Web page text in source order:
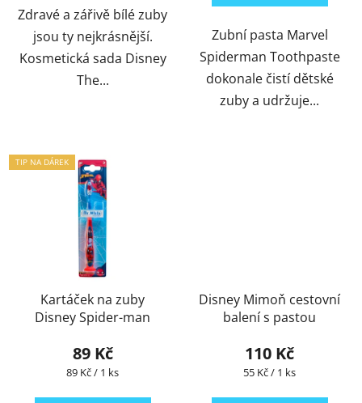
Zdravé a zářivě bílé zuby
jsou ty nejkrásnější.
Kosmetická sada Disney
The...
Zubní pasta Marvel
Spiderman Toothpaste
dokonale čistí dětské
zuby a udržuje...
TIP NA DÁREK
Kartáček na zuby
Disney Spider-man
89 Kč
Měrná
89 Kč / 1 ks
Disney Mimoň cestovní
balení s pastou
110 Kč
Měrná
55 Kč / 1 ks